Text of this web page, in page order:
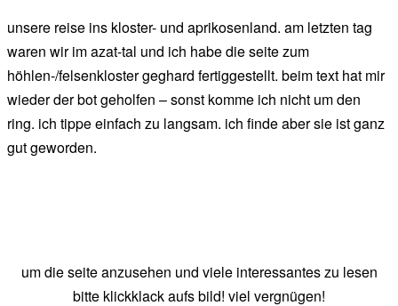
chef
unsere reise ins kloster- und aprikosenland. am letzten tag
waren wir im azat-tal und ich habe die seite zum
höhlen-/felsenkloster geghard fertiggestellt. beim text hat mir
wieder der bot geholfen – sonst komme ich nicht um den
ring. ich tippe einfach zu langsam. ich finde aber sie ist ganz
gut geworden.
um die seite anzusehen und viele interessantes zu lesen
bitte klickklack aufs bild! viel vergnügen!